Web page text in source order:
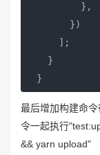
},
})
];
}
}
最后增加构建命
令一起执行
&& yarn upload"